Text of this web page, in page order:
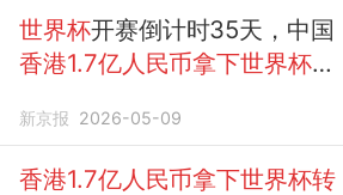
世界杯开赛倒计时35天，中国
香港1.7亿人民币拿下世界杯转
新京报 2026-05-09
香港1.7亿人民币拿下世界杯转